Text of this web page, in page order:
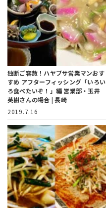
独断ご容赦！ハヤブサ営業マンおす
すめ アフターフィッシング「いろい
ろ食べたいぞ！」編 営業部・玉井
英樹さんの場合 | 長崎
2019.7.16